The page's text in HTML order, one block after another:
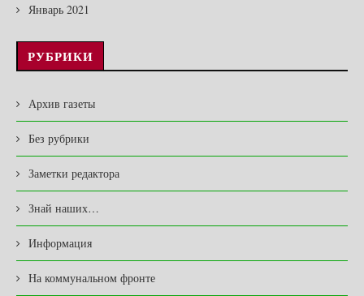
Январь 2021
РУБРИКИ
Архив газеты
Без рубрики
Заметки редактора
Знай наших…
Информация
На коммунальном фронте